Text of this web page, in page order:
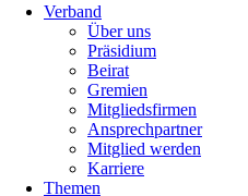
Verband
Über uns
Präsidium
Beirat
Gremien
Mitgliedsfirmen
Ansprechpartner
Mitglied werden
Karriere
Themen